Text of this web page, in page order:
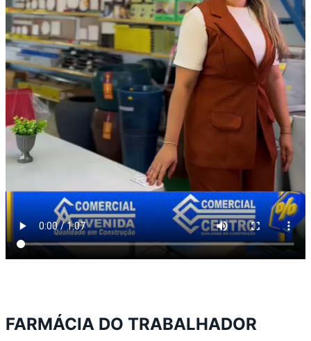
FARMÁCIA DO TRABALHADOR